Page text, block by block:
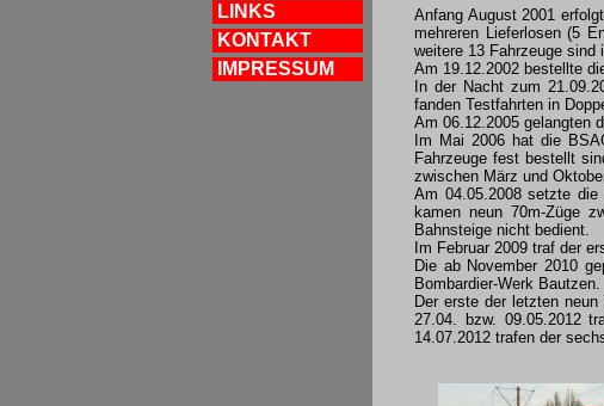
LINKS
KONTAKT
IMPRESSUM
Anfang August 2001
mehreren Lieferlosen (5
weitere 13 Fahrzeuge sind
Am 19.12.2002 bestellte
In der Nacht zum
fanden Testfahrten in
Am 06.12.2005 gelangten
Im Mai 2006 hat die
Fahrzeuge fest bestellt
zwischen März und
Am 04.05.2008 setzte
kamen neun 70m-Züge
Bahnsteige nicht bedient.
Im Februar 2009 traf der
Die ab November 2010
Bombardier-Werk Bautzen.
Der erste der letzten
27.04. bzw. 09.05.2012
14.07.2012 trafen der